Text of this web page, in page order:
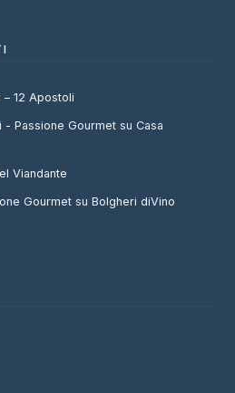
– 12 Apostoli
- Passione Gourmet su Casa
Viandante
Gourmet su Bolgheri diVino